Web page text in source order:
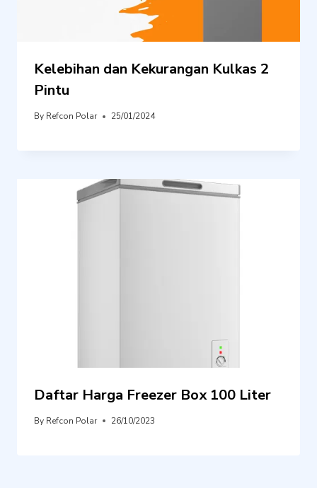
Kelebihan dan Kekurangan Kulkas 2
Pintu
By Refcon Polar 25/01/2024
Daftar Harga Freezer Box 100 Liter
By Refcon Polar 26/10/2023